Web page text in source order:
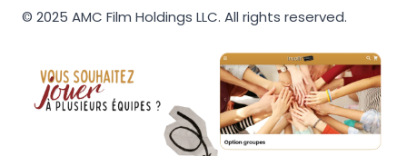
© 2025 AMC Film Holdings LLC. All rights reserved.